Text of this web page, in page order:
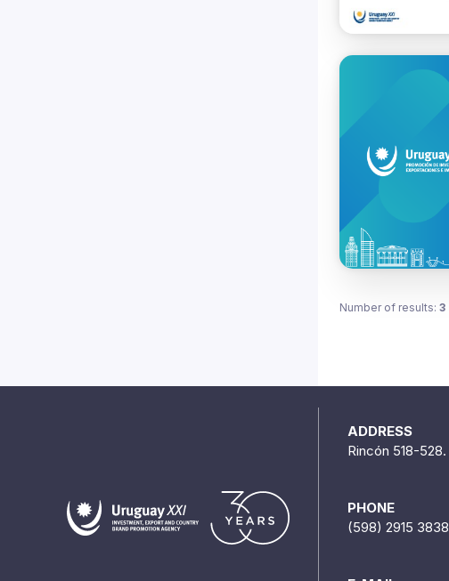
Number of results: 3
ADDRESS
Rincón 518-
PHONE
(598) 2915 3838